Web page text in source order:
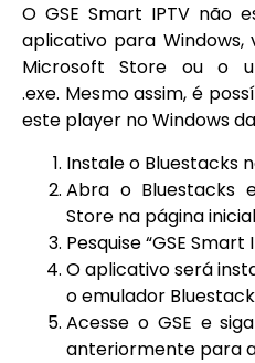
O GSE Smart IPTV não
aplicativo para
Microsoft Store ou o
.exe. Mesmo assim, é
este player no Windows
Instale o Bluestacks
Abra o Bluestacks
Store na página
Pesquise “GSE
O aplicativo será
o emulador
Acesse o GSE e
anteriormente para